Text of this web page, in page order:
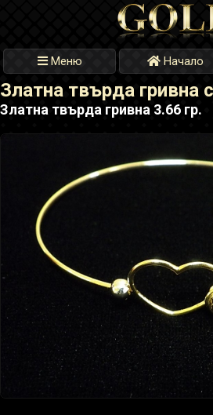
Меню Начало
Златна твърда гривна
Златна твърда гривна 3.66 гр.